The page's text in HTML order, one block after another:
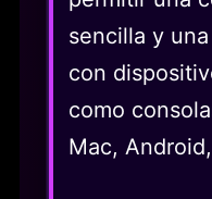
sencilla y
con
como
Mac,